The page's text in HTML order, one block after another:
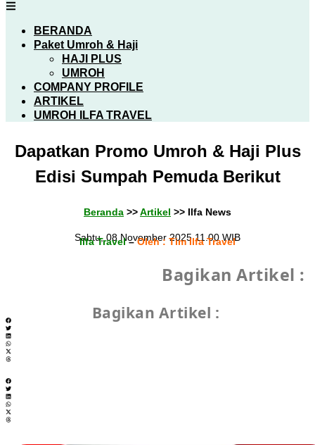
BERANDA
Paket Umroh & Haji
HAJI PLUS
UMROH
COMPANY PROFILE
ARTIKEL
UMROH ILFA TRAVEL
Dapatkan Promo Umroh & Haji Plus
Edisi Sumpah Pemuda Berikut
Beranda >>Artikel >> Ilfa News
Sabtu, 08 November 2025 11.00 WIB
Ilfa Travel–Oleh : Tim Ilfa Travel
Bagikan Artikel :
Bagikan Artikel :